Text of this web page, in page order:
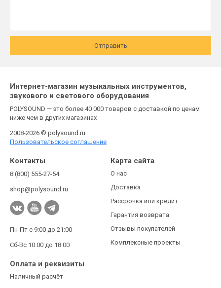
Отправить
Интернет-магазин музыкальных инструментов,
звукового и светового оборудования
POLYSOUND — это более 40 000 товаров с доставкой по ценам
ниже чем в других магазинах
2008-2026 © polysound.ru
Пользовательское соглашение
Контакты
8 (800) 555-27-54
shop@polysound.ru
Пн-Пт с 9:00 до 21:00
Сб-Вс 10:00 до 18:00
Карта сайта
О нас
Доставка
Рассрочка или кредит
Гарантия возврата
Отзывы покупателей
Комплексные проекты
Оплата и реквизиты
Наличный расчёт